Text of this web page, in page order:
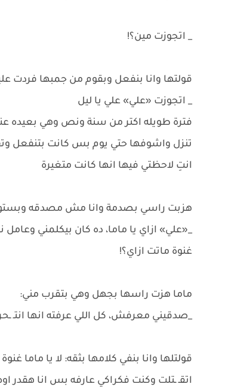
_ اتجوزت مين؟!
قولتها وانا بنفعل وبقوم من جمبها فردت
_ اتجوزت «علي» علي يا ليل
فترة طويله اكتر من سنة ونص وهي بعيده
تنزل واشوفها حتي يوم بس كانت بتنفعل
انتِ لاحظتي فيها انها كانت متغيرة
هزبت راسي بصدمة وانا مش مصدقه
_«علي» ازاي يا ماما، ده كان بيكلمني
غنوة ماتت ازاي؟!
ماما هزت راسها بجهل وهي بتقرب مني:
_صدقيني معرفش، كل اللي عرفته انها انتـ
قولتلها وانا بنفي كلامها بثقه: لا يا ماما
اتقـ ـتلت وكنت فكراكي عارفه بس انا هقدر